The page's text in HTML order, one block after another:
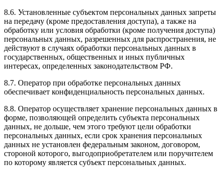
8.6. Установленные субъектом персональных данных запреты
на передачу (кроме предоставления доступа), а также на
обработку или условия обработки (кроме получения доступа)
персональных данных, разрешенных для распространения, не
действуют в случаях обработки персональных данных в
государственных, общественных и иных публичных
интересах, определенных законодательством РФ.
8.7. Оператор при обработке персональных данных
обеспечивает конфиденциальность персональных данных.
8.8. Оператор осуществляет хранение персональных данных в
форме, позволяющей определить субъекта персональных
данных, не дольше, чем этого требуют цели обработки
персональных данных, если срок хранения персональных
данных не установлен федеральным законом, договором,
стороной которого, выгодоприобретателем или поручителем
по которому является субъект персональных данных.